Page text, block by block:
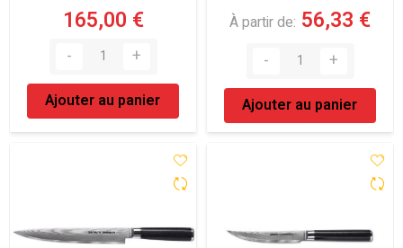
165,00 €
Ajouter au panier
À partir de 56,33 €
Ajouter au panier